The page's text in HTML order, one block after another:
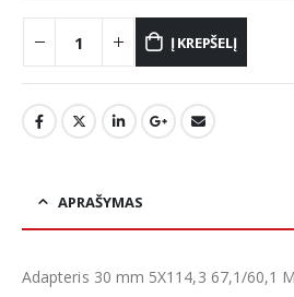
Į KREPŠELĮ
APRAŠYMAS
Adapteris 30 mm 5X114,3 67,1/60,1